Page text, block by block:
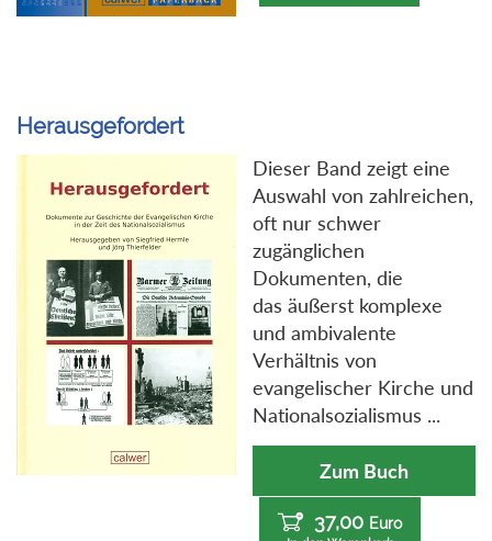
Herausgefordert
Dieser Band zeigt eine
Auswahl von zahlreichen,
oft nur schwer
zugänglichen
Dokumenten, die
das äußerst komplexe
und ambivalente
Verhältnis von
evangelischer Kirche und
Nationalsozialismus ...
Zum Buch
37,00 Euro